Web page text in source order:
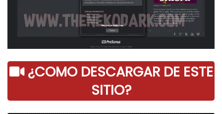
¿COMO DESCARGAR DE ESTE
SITIO?